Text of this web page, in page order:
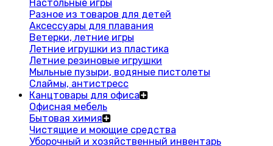
Настольные игры
Разное из товаров для детей
Аксессуары для плавания
Ветерки, летние игры
Летние игрушки из пластика
Летние резиновые игрушки
Мыльные пузыри, водяные пистолеты
Слаймы, антистресс
Канцтовары для офиса
Офисная мебель
Бытовая химия
Чистящие и моющие средства
Уборочный и хозяйственный инвентарь